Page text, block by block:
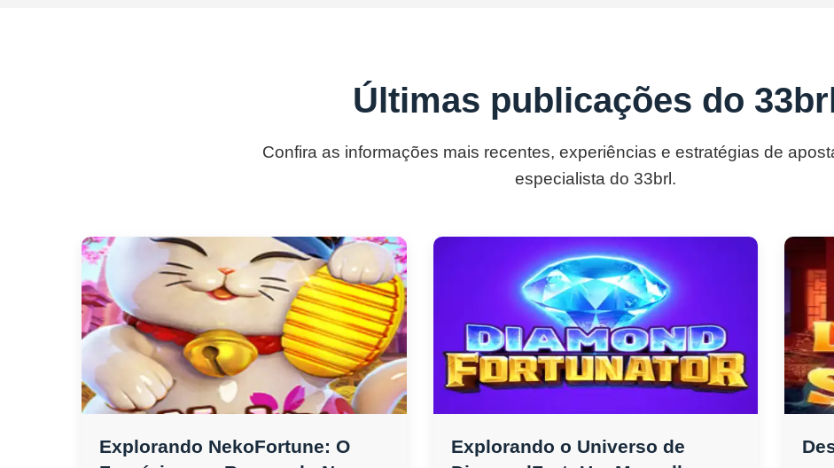
Últimas publicações do
Confira as informações mais recentes, experiências e estratégias de
especialista do 33brl.
Explorando NekoFortune: O
Explorando o Universo de